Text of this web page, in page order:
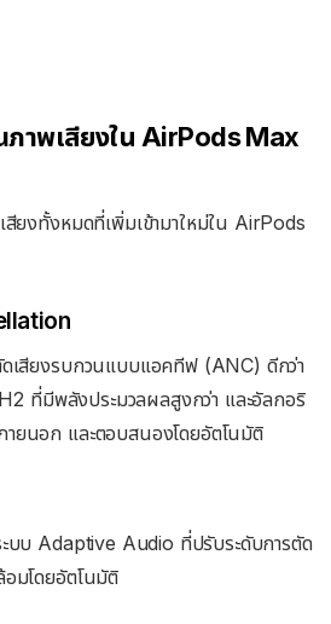
าพเสียงใน AirPods Max
สียงทั้งหมดที่เพิ่มเข้ามาใหม่ใน AirPods
เสียงรบกวนแบบแอคทีฟ (ANC) ดีกว่า
ที่มีพลังประมวลผลสูงกว่า และอัลกอริ
ยนอก และตอบสนองโดยอัตโนมัติ
บบ Adaptive Audio ที่ปรับระดับการตัด
อมโดยอัตโนมัติ